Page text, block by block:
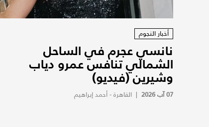
أخبار النجوم
نانسي عجرم في الساحل
الشمالي تنافس عمرو دياب
وشيرين (فيديو)
07 آب 2026 | القاهرة - أحمد إبراهيم